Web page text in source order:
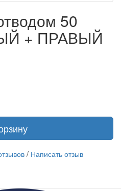
50
+ ПРАВЫЙ
/ Написать отзыв